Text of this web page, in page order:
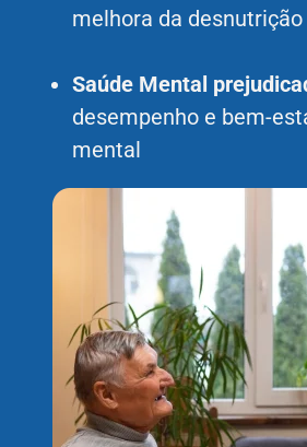
melhora da
Saúde Mental
desempenho e bem-
mental